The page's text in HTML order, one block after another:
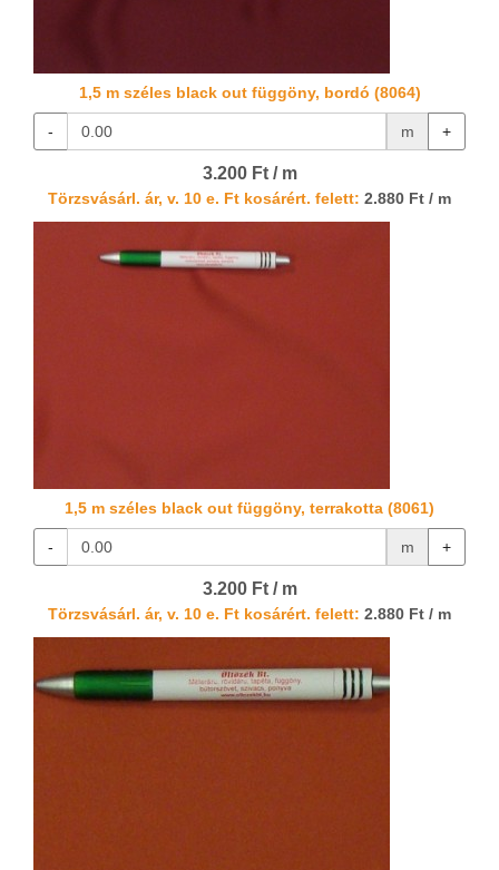
1,5 m széles black out függöny, bordó (8064)
- m +
3.200 Ft / m
Törzsvásárl. ár, v. 10 e. Ft kosárért. felett: 2.880 Ft / m
1,5 m széles black out függöny, terrakotta (8061)
- m +
3.200 Ft / m
Törzsvásárl. ár, v. 10 e. Ft kosárért. felett: 2.880 Ft / m